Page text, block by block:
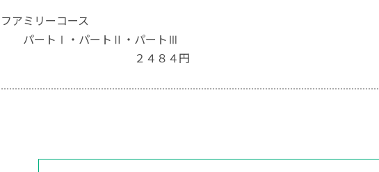
フアミリーコース
パートⅠ・パートⅡ・パートⅢ
２４８４円